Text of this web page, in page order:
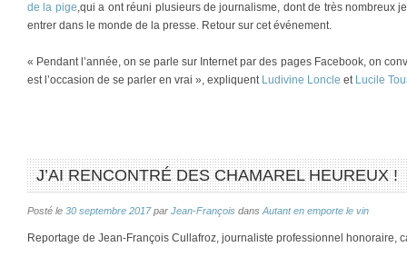
de la pige,qui a ont réuni plusieurs de journalisme, dont de très nombreux
entrer dans le monde de la presse. Retour sur cet événement.
« Pendant l’année, on se parle sur Internet par des pages Facebook, on
est l’occasion de se parler en vrai », expliquent Ludivine Loncle et Lucile
J’AI RENCONTRÉ DES CHAMAREL HEUREUX !
Posté le 30 septembre 2017 par Jean-François dansAutant en emporte le vin
Reportage de Jean-François Cullafroz, journaliste professionnel honoraire,